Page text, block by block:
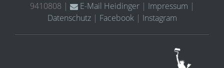
9410808 |
E-Mail Heidinger| Impressum |
Datenschutz| Facebook| Instagram